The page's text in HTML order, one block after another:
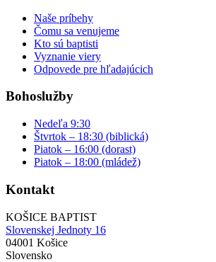
Naše príbehy
Čomu sa venujeme
Kto sú baptisti
Vyznanie viery
Odpovede pre hľadajúcich
Bohoslužby
Nedeľa 9:30
Štvrtok – 18:30 (biblická)
Piatok – 16:00 (dorast)
Piatok – 18:00 (mládež)
Kontakt
KOŠICE BAPTIST
Slovenskej Jednoty 16
04001 Košice
Slovensko